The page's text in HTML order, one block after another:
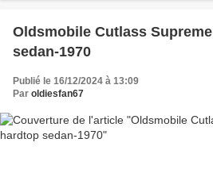
Oldsmobile Cutlass
sedan-1970
Publié le 16/12/2024 à 13:09
Par oldiesfan67